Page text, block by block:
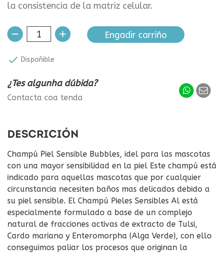
la consistencia de la matriz celular.
Engadir carriño
 Dispoñible
¿Tes algunha dúbida?
Contacta coa tenda
DESCRICIÓN
Champú Piel Sensible Bubbles, idel para las mascotas
con una mayor sensibilidad en la piel Este champú está
indicado para aquellas mascotas que por cualquier
circunstancia necesiten baños mas delicados debido a
su piel sensible. El Champú Pieles Sensibles Al está
especialmente formulado a base de un complejo
natural de fracciones activas de extracto de Tulsi,
Cardo mariano y Enteromorpha (Alga Verde), con ello
conseguimos paliar los procesos que originan la